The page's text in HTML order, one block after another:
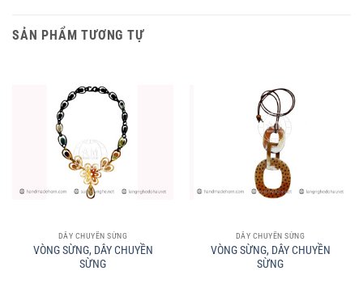
SẢN PHẨM TƯƠNG TỰ
DÂY CHUYỀN SỪNG
VÒNG SỪNG, DÂY CHUYỀN
SỪNG
DÂY CHUYỀN SỪNG
VÒNG SỪNG, DÂY CHUYỀN
SỪNG